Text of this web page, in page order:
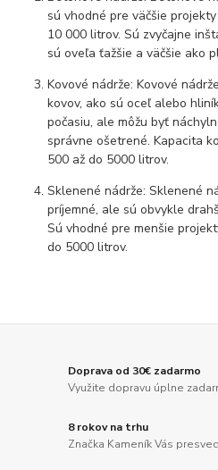
sú vhodné pre väčšie
10 000 litrov. Sú zvyčajne
sú oveľa ťažšie a väčšie ako
Kovové nádrže: Kovové
kovov, ako sú oceľ alebo
počasiu, ale môžu byť
správne ošetrené. Kapacita
500 až do 5000 litrov.
Sklenené nádrže: Sklenené
príjemné, ale sú obvykle
Sú vhodné pre menšie
do 5000 litrov.
Doprava od 30€ zadarmo
Využite dopravu úplne
8 rokov na trhu
Značka Kameník Vás